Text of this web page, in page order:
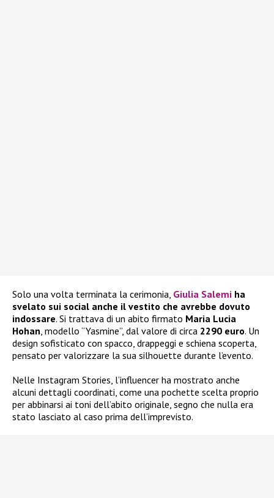
Solo una volta terminata la cerimonia, Giulia Salemi ha
svelato sui social anche il vestito che avrebbe dovuto
indossare. Si trattava di un abito firmato Maria Lucia
Hohan , modello “Yasmine”, dal valore di circa 2290 euro. Un
design sofisticato con spacco, drappeggi e schiena scoperta,
pensato per valorizzare la sua silhouette durante l’evento.
Nelle Instagram Stories, l’influencer ha mostrato anche
alcuni dettagli coordinati, come una pochette scelta proprio
per abbinarsi ai toni dell’abito originale, segno che nulla era
stato lasciato al caso prima dell’imprevisto.